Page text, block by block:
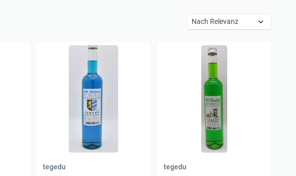
tegedu
tegedu